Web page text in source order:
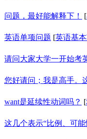
问题，最好能解释下！ [
英语单项问题 [英语基
请问大家大学一开始考
您好请问；我是高手。
want是延续性动词吗？ [
这几个表示“比例、可